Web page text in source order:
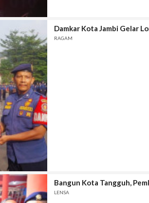
Damkar Kota Jambi Gelar
RAGAM
Bangun Kota Tangguh,
LENSA